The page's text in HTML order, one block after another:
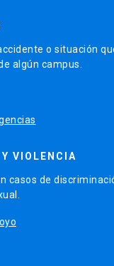
o situación
algún campus.
VIOLENCIA
casos de